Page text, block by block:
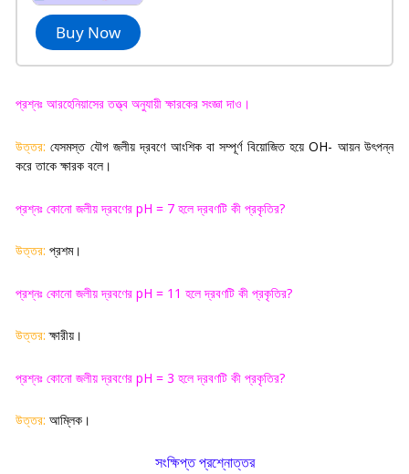
Buy Now
প্রশ্নঃ আরহেনিয়াসের তত্ত্ব অনুযায়ী ক্ষারকের সংজ্ঞা দাও ।
উত্তর: যেসমস্ত যৌগ জলীয় দ্রবণে আংশিক বা সম্পূর্ণ বিয়োজিত হয়েOH- আয়ন উৎপন্ন
করে তাকে ক্ষারক বলে ।
প্রশ্নঃ কোনো জলীয় দ্রবণের pH = 7 হলে দ্রবণটি কী প্রকৃতির?
উত্তর: প্রশম।
প্রশ্নঃ কোনো জলীয় দ্রবণের pH = 11 হলে দ্রবণটি কী প্রকৃতির?
উত্তর: ক্ষারীয় ।
প্রশ্নঃ কোনো জলীয় দ্রবণের pH = 3 হলে দ্রবণটি কী প্রকৃতির?
উত্তর: আম্লিক ।
সংক্ষিপ্ত প্রশ্নোত্তর